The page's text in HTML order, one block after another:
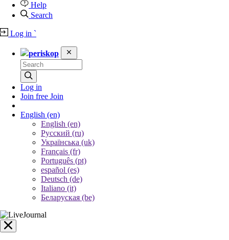
Help
Search
Log in `
periskop
Log in
Join free Join
English (en)
English (en)
Русский (ru)
Українська (uk)
Français (fr)
Português (pt)
español (es)
Deutsch (de)
Italiano (it)
Беларуская (be)